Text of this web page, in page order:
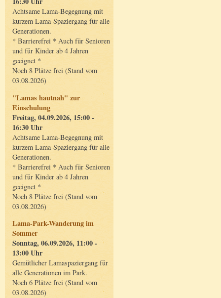
Achtsame Lama-Begegnung mit
kurzem Lama-Spaziergang für alle
Generationen.
* Barrierefrei * Auch für Senioren
und für Kinder ab 4 Jahren
geeignet *
Noch 8 Plätze frei (Stand vom
03.08.2026)
"Lamas hautnah" zur
Einschulung
Freitag, 04.09.2026, 15:00 -
16:30 Uhr
Achtsame Lama-Begegnung mit
kurzem Lama-Spaziergang für alle
Generationen.
* Barrierefrei * Auch für Senioren
und für Kinder ab 4 Jahren
geeignet *
Noch 8 Plätze frei (Stand vom
03.08.2026)
Lama-Park-Wanderung im
Sommer
Sonntag, 06.09.2026, 11:00 -
13:00 Uhr
Gemütlicher Lamaspaziergang für
alle Generationen im Park.
Noch 6 Plätze frei (Stand vom
03.08.2026)